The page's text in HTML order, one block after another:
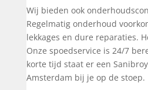
Wij bieden ook
Regelmatig onderhoud
lekkages en dure reparaties.
Onze spoedservice is 24/7
korte tijd staat er een
Amsterdam bij je op de stoep.